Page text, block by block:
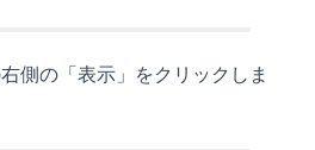
側の「表示」をクリックしま